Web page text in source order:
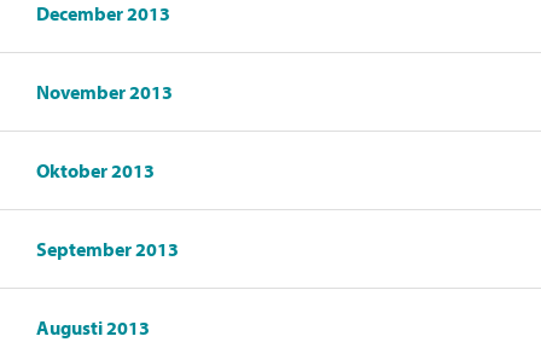
December 2013
November 2013
Oktober 2013
September 2013
Augusti 2013